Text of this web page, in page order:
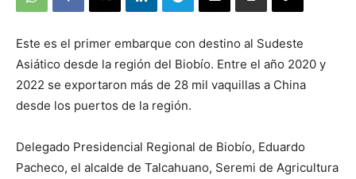
Este es el primer embarque con destino al Sudeste
Asiático desde la región del Biobío. Entre el año 2020 y
2022 se exportaron más de 28 mil vaquillas a China
desde los puertos de la región.
Delegado Presidencial Regional de Biobío, Eduardo
Pacheco, el alcalde de Talcahuano, Seremi de Agricultura